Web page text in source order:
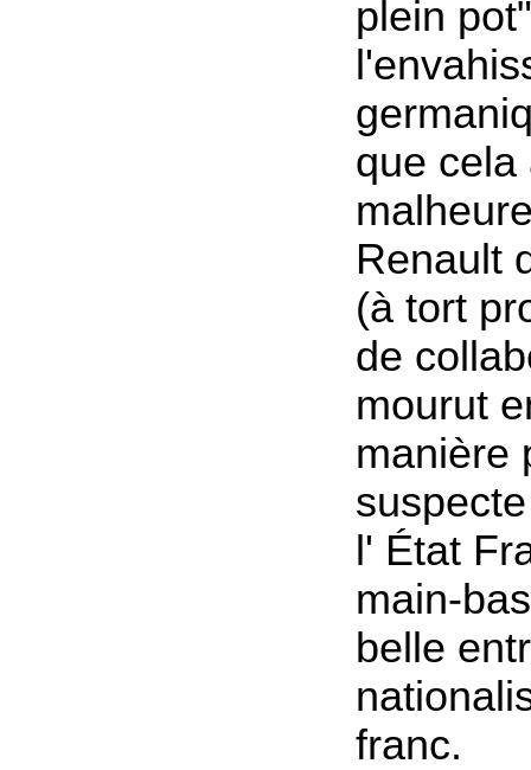
plein
que cela
Renault
(à tort
de
mourut
manière
l' État
main-
belle
franc.